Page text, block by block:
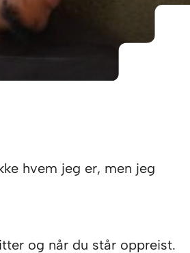
hvem jeg er, men jeg
og når du står oppreist.